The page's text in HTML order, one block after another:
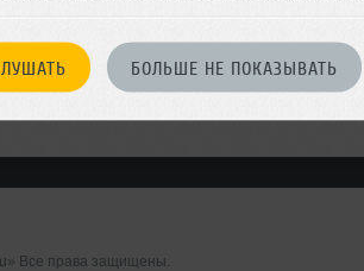
БОЛЬШЕ НЕ ПОКАЗЫВАТЬ
Все права защищены.